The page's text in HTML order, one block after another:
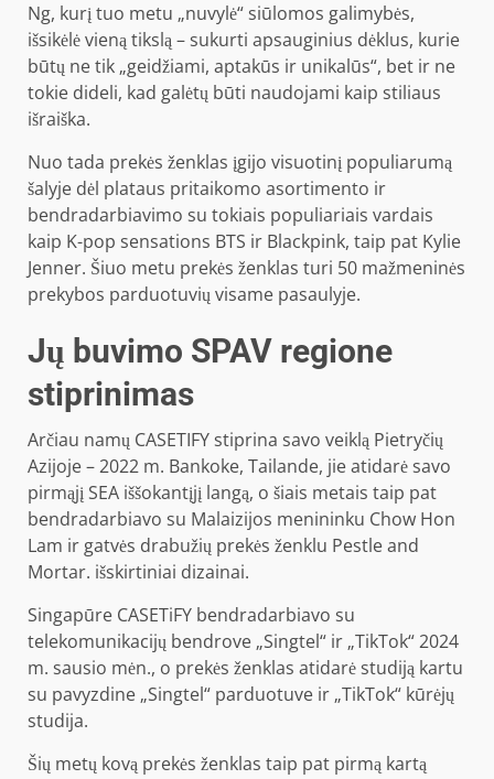
Ng, kurį tuo metu „nuvylė“ siūlomos galimybės,
išsikėlė vieną tikslą – sukurti apsauginius dėklus, kurie
būtų ne tik „geidžiami, aptakūs ir unikalūs“, bet ir ne
tokie dideli, kad galėtų būti naudojami kaip stiliaus
išraiška.
Nuo tada prekės ženklas įgijo visuotinį populiarumą
šalyje dėl plataus pritaikomo asortimento ir
bendradarbiavimo su tokiais populiariais vardais
kaip K-pop sensations BTS ir Blackpink, taip pat Kylie
Jenner. Šiuo metu prekės ženklas turi 50 mažmeninės
prekybos parduotuvių visame pasaulyje.
Jų buvimo SPAV regione
stiprinimas
Arčiau namų CASETIFY stiprina savo veiklą Pietryčių
Azijoje – 2022 m. Bankoke, Tailande, jie atidarė savo
pirmąjį SEA iššokantįjį langą, o šiais metais taip pat
bendradarbiavo su Malaizijos menininku Chow Hon
Lam ir gatvės drabužių prekės ženklu Pestle and
Mortar. išskirtiniai dizainai.
Singapūre CASETiFY bendradarbiavo su
telekomunikacijų bendrove „Singtel“ ir „TikTok“ 2024
m. sausio mėn., o prekės ženklas atidarė studiją kartu
su pavyzdine „Singtel“ parduotuve ir „TikTok“ kūrėjų
studija.
Šių metų kovą prekės ženklas taip pat pirmą kartą